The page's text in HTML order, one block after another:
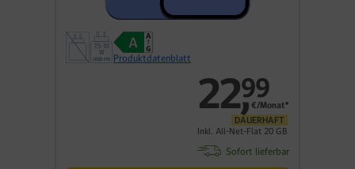
Produktdatenblatt
22,
99
€/Monat*
DAUERHAFT
Inkl. All-Net-Flat 20 GB
Sofort lieferbar